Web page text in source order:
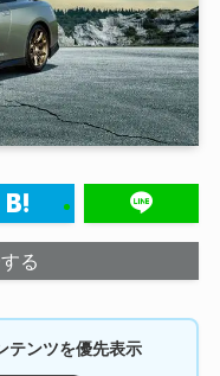
る
テンツを優先表示